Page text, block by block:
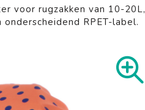
voor rugzakken van 10-20L,
RPET-label.